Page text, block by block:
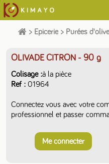
> Epicerie > Purées d'olive
OLIVADE CITRON - 90 g
Colisage à la pièce
Ref
01964
Connectez vous avec votre
professionnel et passer
Me connecter